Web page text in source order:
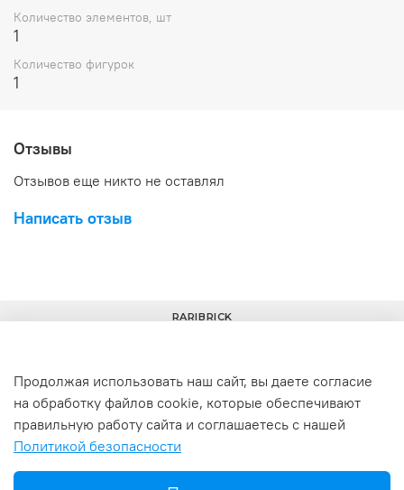
Количество элементов, шт
1
Количество фигурок
1
Отзывы
Отзывов еще никто не оставлял
Написать отзыв
+7(977) 633-00-30
info@raribrick.ru
г. Москва, Перерва ул., 52, стр. 1
RARIBRICK
Продолжая использовать наш сайт, вы даете согласие
на обработку файлов cookie, которые обеспечивают
правильную работу сайта и соглашаетесь с нашей
Политикой безопасности